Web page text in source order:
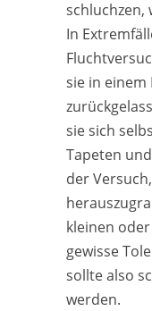
schluchzen,
In
sie in einem
sie sich
Tapeten
der
kleinen
gewisse
sollte also
werden.